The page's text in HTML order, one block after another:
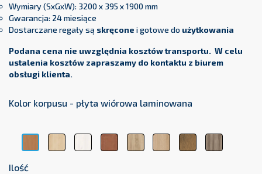
Wymiary (SxGxW): 3200 x 395 x 1900 mm
Gwarancja: 24 miesiące
Dostarczane regały są skręcone i gotowe do użytkowania
Podana cena nie uwzględnia kosztów transportu. W celu
ustalenia kosztów zapraszamy do kontaktu z biurem
obsługi klienta.
Kolor korpusu - płyta wiórowa laminowana
Bawaria
Klon
Modrzew
Sibiu
Olcha
Dąb
Sonoma
Dąb
Lindberg
Dąb
Lancelot
Wiąz
Baron
Ilość